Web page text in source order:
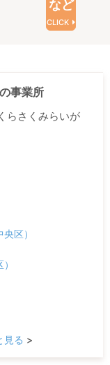
など
CLICK
事業所
らさくみらいが
区）
見る >